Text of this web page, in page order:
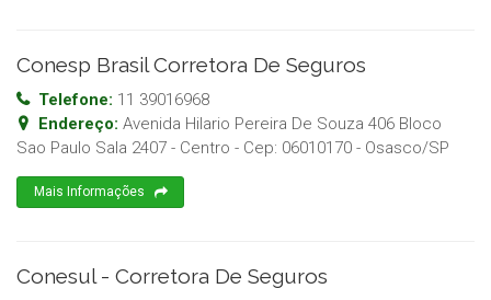
Conesp Brasil Corretora De Seguros
Telefone: 11 39016968
Endereço: Avenida Hilario Pereira De Souza 406 Bloco
Sao Paulo Sala 2407 - Centro - Cep: 06010170 - Osasco/SP
Mais Informações
Conesul - Corretora De Seguros